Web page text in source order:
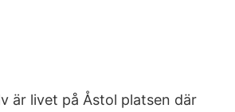
är livet på Åstol platsen där